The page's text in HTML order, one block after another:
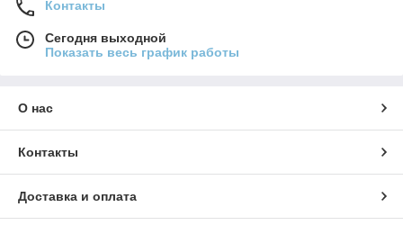
Контакты
Сегодня выходной
Показать весь график работы
О нас
Контакты
Доставка и оплата